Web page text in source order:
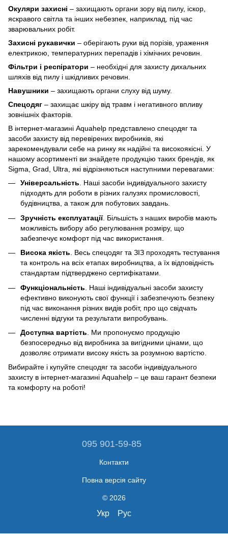
Окуляри захисні – захищають органи зору від пилу, іскор,
яскравого світла та інших небезпек, наприклад, під час
зварювальних робіт.
Захисні рукавички – оберігають руки від порізів, ураження
електрикою, температурних перепадів і хімічних речовин.
Фільтри і респіратори – необхідні для захисту дихальних
шляхів від пилу і шкідливих речовин.
Навушники – захищають органи слуху від шуму.
Спецодяг – захищає шкіру від травм і негативного впливу
зовнішніх факторів.
В інтернет-магазині Aquahelp представлено спецодяг та
засоби захисту від перевірених виробників, які
зарекомендували себе на ринку як надійні та високоякісні. У
нашому асортименті ви знайдете продукцію таких брендів, як
Sigma, Grad, Ultra, які відрізняються наступними перевагами:
Універсальність. Наші засоби індивідуального захисту
підходять для роботи в різних галузях промисловості,
будівництва, а також для побутових завдань.
Зручність експлуатації. Більшість з наших виробів мають
можливість вибору або регулювання розміру, що
забезпечує комфорт під час використання.
Висока якість. Весь спецодяг та ЗІЗ проходять тестування
та контроль на всіх етапах виробництва, а їх відповідність
стандартам підтверджено сертифікатами.
Функціональність . Наші індивідуальні засоби захисту
ефективно виконують свої функції і забезпечують безпеку
під час виконання різних видів робіт, про що свідчать
численні відгуки та результати випробувань.
Доступна вартість . Ми пропонуємо продукцію
безпосередньо від виробника за вигідними цінами, що
дозволяє отримати високу якість за розумною вартістю.
Вибирайте і купуйте спецодяг та засоби індивідуального
захисту в інтернет-магазині Aquahelp – це ваш гарант безпеки
та комфорту на роботі!
095 901-59-85
Контакти
Повна версія сайту
© 2026
Укр Рус